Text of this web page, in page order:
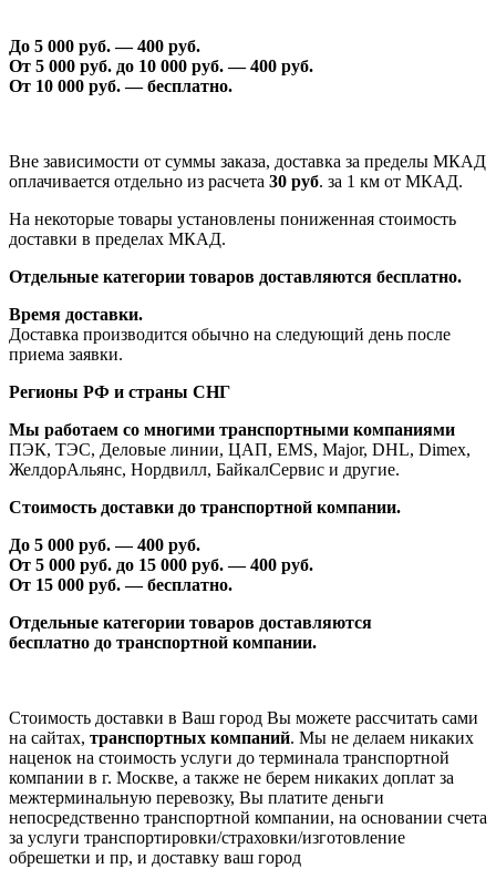
До 5 000 руб. —400 руб.
От 5 000 руб. до 10 000 руб. —400 руб.
От 10 000 руб. — бесплатно.
Вне зависимости от суммы заказа, доставка за пределы МКАД
оплачивается отдельно из расчета 30 руб. за 1 км от МКАД.
На некоторые товары установлены пониженная стоимость
доставки в пределах МКАД.
Отдельные категории товаров доставляются бесплатно.
Время доставки.
Доставка производится обычно на следующий день после
приема заявки.
Регионы РФ и страны СНГ
Мы работаем со многими транспортными компаниями
ПЭК, ТЭС, Деловые линии, ЦАП, EMS, Major, DHL, Dimex,
ЖелдорАльянс, Нордвилл, БайкалСервис и другие.
Стоимость доставки до транспортной компании.
До 5 000 руб. —400 руб.
От 5 000 руб. до 15 000 руб. —400 руб.
От 15 000 руб. — бесплатно.
Отдельные категории товаров доставляются
бесплатно до транспортной компании.
Стоимость доставки в Ваш город Вы можете рассчитать сами
на сайтах, транспортных компаний. Мы не делаем никаких
наценок на стоимость услуги до терминала транспортной
компании в г. Москве, а также не берем никаких доплат за
межтерминальную перевозку, Вы платите деньги
непосредственно транспортной компании, на основании счета
за услуги транспортировки/страховки/изготовление
обрешетки и пр, и доставку ваш город